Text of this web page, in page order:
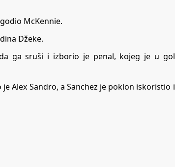
McKennie.
Džeke.
ga sruši i izborio je penal, kojeg je u gol
Alex Sandro, a Sanchez je poklon iskoristio i